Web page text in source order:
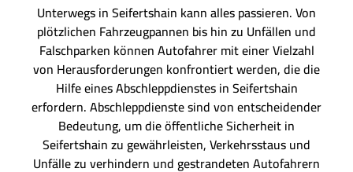
Unterwegs in Seifertshain kann alles passieren. Von
plötzlichen Fahrzeugpannen bis hin zu Unfällen und
Falschparken können Autofahrer mit einer Vielzahl
von Herausforderungen konfrontiert werden, die die
Hilfe eines Abschleppdienstes in Seifertshain
erfordern. Abschleppdienste sind von entscheidender
Bedeutung, um die öffentliche Sicherheit in
Seifertshain zu gewährleisten, Verkehrsstaus und
Unfälle zu verhindern und gestrandeten Autofahrern